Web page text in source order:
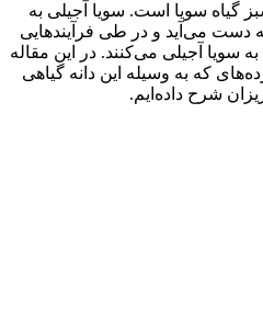
گیاه سویا است. سویا آجیلی به
دست می‌آید و در طی فرآیندهایی
سویا آجیلی می‌کنند. در این مقاله
که به وسیله این دانه گیاهی
شرح داده‌ایم.